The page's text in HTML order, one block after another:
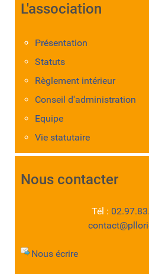
L'association
Présentation
Statuts
Règlement intérieur
Conseil d'administration
Equipe
Vie statutaire
Nous contacter
Tél :
Nous écrire